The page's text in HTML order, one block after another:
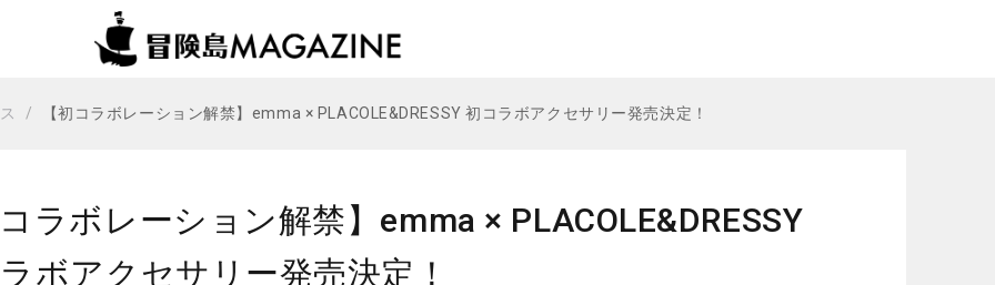
【初コラボレーション解禁】emma × PLACOLE&DRESSY 初コラボアクセサリー発売決定！
ラボレーション解禁】emma × PLACOLE&DRESSY
ボアクセサリー発売決定！